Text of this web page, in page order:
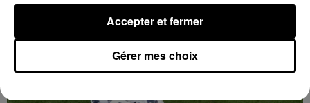
SNCF Réseau
Gérer mes choix
Accepter et fermer